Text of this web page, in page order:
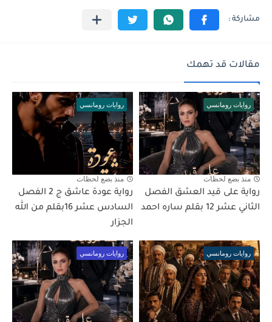
مقالات قد تهمك
روايات رومانسي
منذ بضع لحظات
رواية على قيد العشق الفصل
الثاني عشر 12 بقلم ساره احمد
روايات رومانسي
منذ بضع لحظات
رواية عودة عاشق ج 2 الفصل
السادس عشر 16بقلم من الله
الجزار
روايات رومانسي روايات رومانسي